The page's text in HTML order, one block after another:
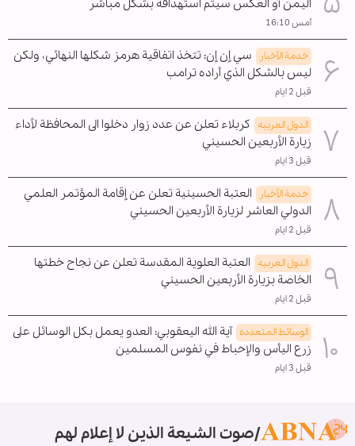
اليمن أو العكس سيتم استهدافه بشكل مباشر
أمس 16:10
خدمة الأخبار
سي إن إن: تتخذ اتفاقية هرمز شكلها النهائي، ولكن
ليس بالشكل الذي أراده ترامب
قبل 2 ايام
الدول العربیه كربلاء تعلن عن عدد زوار دخلوا الى المحافظة لأداء
زيارة الأربعين الحسيني
قبل 3 ايام
خدمة الأخبار
العتبة الحسينية تعلن عن إقامة المؤتمر العلمي
الدولي العاشر لزيارة الأربعين الحسيني
قبل 2 ايام
الدول العربیه العتبة العلوية المقدسة تعلن عن نجاح خطتها
الخاصة بزيارة الأربعين الحسيني
قبل 2 ايام
الوسائط المتعدده آية الله اليعقوبي: العدو يعمل بكل الوسائل على
زرع اليأس والإحباط في نفوس المسلمين
قبل 3 ايام
صوت الشيعة الذين لا إعلام لهم